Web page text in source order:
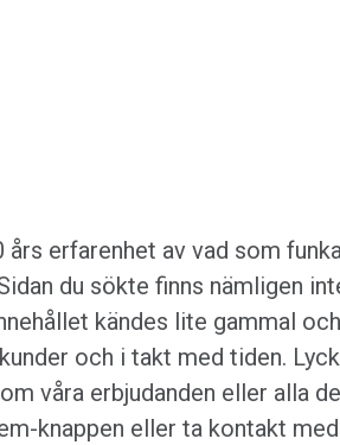
erfarenhet av vad som
du sökte finns nämligen
kändes lite gammal
och i takt med tiden.
våra erbjudanden eller alla
knappen eller ta kontakt